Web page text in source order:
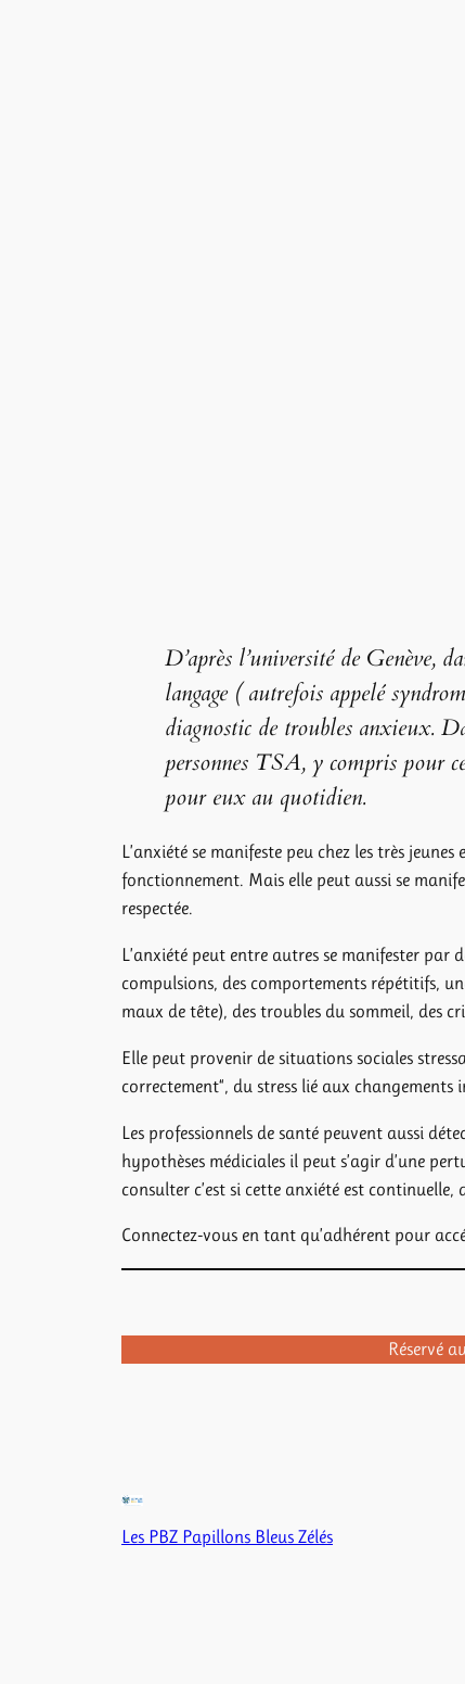
D’après l’université de Genève,
langage ( autrefois appelé
diagnostic de troubles anxieux.
personnes TSA, y compris pour
pour eux au quotidien.
L’anxiété se manifeste peu chez les très
fonctionnement. Mais elle peut aussi se
respectée.
L’anxiété peut entre autres se manifester par
compulsions, des comportements répétitifs,
maux de tête), des troubles du sommeil, des
Elle peut provenir de situations sociales
correctement“, du stress lié aux changements
Les professionnels de santé peuvent aussi
hypothèses médiciales il peut s’agir d’une
consulter c’est si cette anxiété est
Connectez-vous en tant qu’adhérent pour
Réservé
Les PBZ Papillons Bleus Zélés